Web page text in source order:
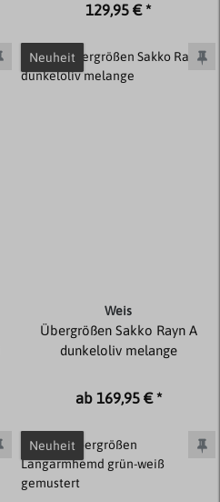
129,95 € *
Neuheit
Weis
Übergrößen Sakko Rayn A
dunkeloliv melange
ab 169,95 € *
Neuheit